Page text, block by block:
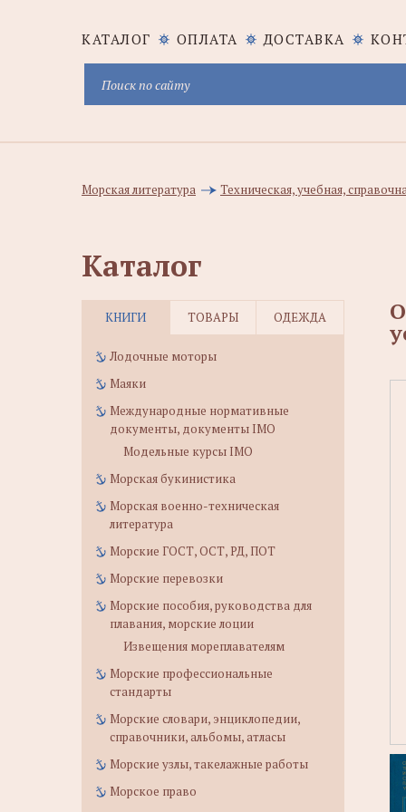
КАТАЛОГ ОПЛАТА ДОСТАВКА
Морская литература Техническая, учебная,
Каталог
КНИГИ ТОВАРЫ ОДЕЖДА
Лодочные моторы
Маяки
Международные нормативные
документы, документы IMO
Модельные курсы IMO
Морская букинистика
Морская военно-техническая
литература
Морские ГОСТ, ОСТ, РД, ПОТ
Морские перевозки
Морские пособия, руководства для
плавания, морские лоции
Извещения мореплавателям
Морские профессиональные
стандарты
Морские словари, энциклопедии,
справочники, альбомы, атласы
Морские узлы, такелажные работы
Морское право